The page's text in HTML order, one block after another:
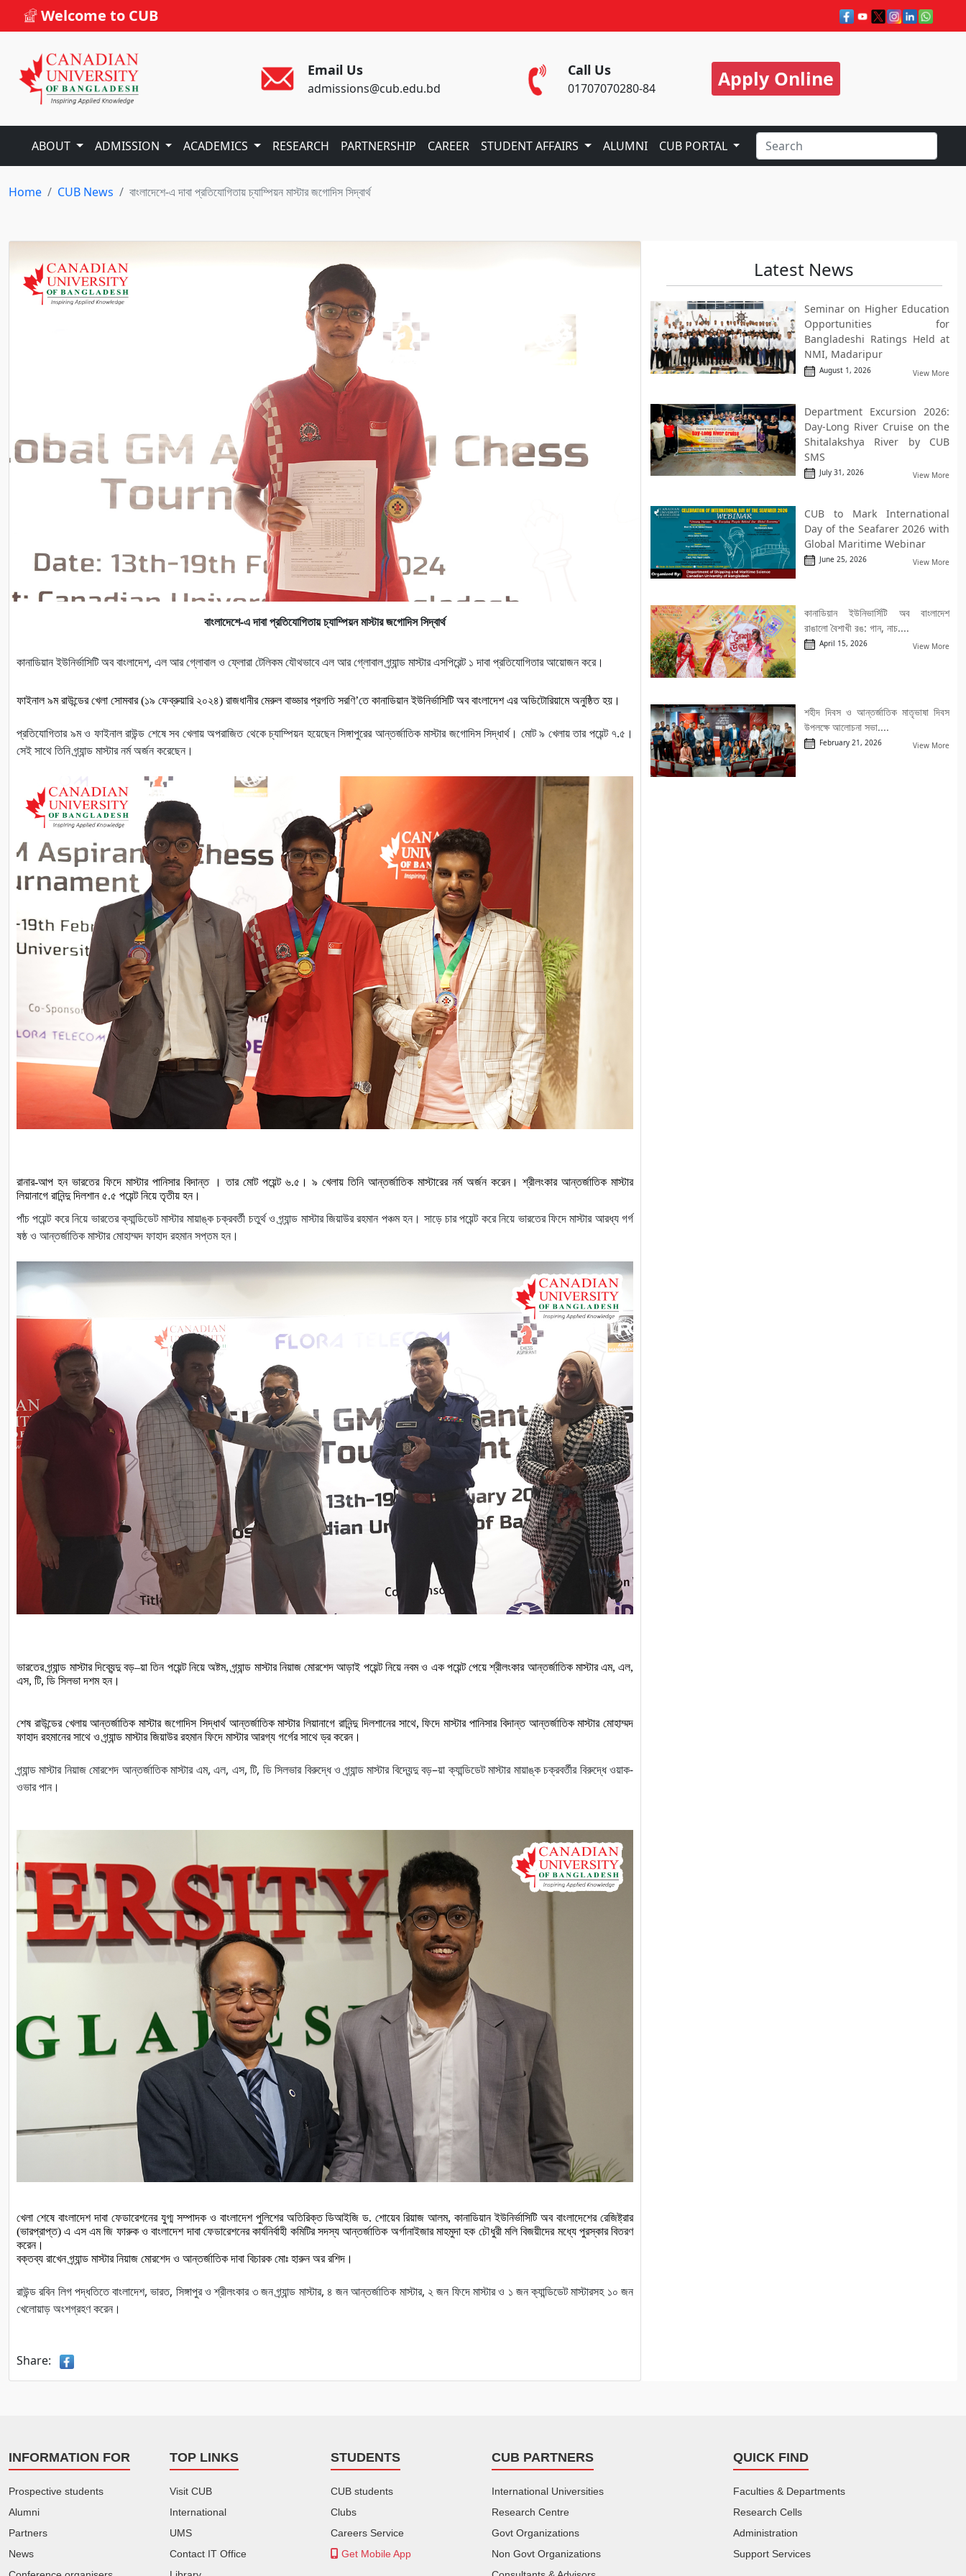
Welcome to CUB
Email Us
admissions@cub.edu.bd
Call Us
01707070280-84 Apply Online
ABOUT ADMISSION ACADEMICS RESEARCH PARTNERSHIP CAREER STUDENT AFFAIRS ALUMNI CUB PORTAL
Home CUB News বাংলাদেশে-এ দাবা প্রতিযোগিতায় চ্যাম্পিয়ন মাস্টার জগোদিস ‍সিদ্বার্থ
বাংলাদেশে-এ দাবা প্রতিযোগিতায় চ্যাম্পিয়ন মাস্টার জগোদিস ‍সিদ্বার্থ
কানাডিয়ান ইউনির্ভাসিটি অব বাংলাদেশ, এল আর গ্লোবাল ও ফ্লোরা টেলিকম যৌথভাবে এল আর গ্লোবাল গ্র্যান্ড মাস্টার এসপিরেন্ট ১ দাবা প্রতিযোগিতার আয়োজন করে।
ফাইনাল ৯ম রাউন্ডের খেলা সোমবার (১৯ ফেব্রুয়ারি ২০২৪) রাজধানীর মেরুল বাড্ডার প্রগতি সরণি’তে কানাডিয়ান ইউনির্ভাসিটি অব বাংলাদেশ এর অডিটোরিয়ামে অনুষ্ঠিত হয়।
প্রতিযোগিতার ৯ম ও ফাইনাল রাউন্ড শেষে সব খেলায় অপরাজিত থেকে চ্যাম্পিয়ন হয়েছেন সিঙ্গাপুরের আন্তর্জাতিক মাস্টার জগোদিস সিদ্ধার্থ। মোট ৯ খেলায় তার পয়েন্ট ৭.৫।
সেই সাথে তিনি গ্র্যান্ডমাস্টারনর্মঅর্জন করেছেন।
রানার-আপ হন ভারতের ফিদে মাস্টার পানিসার বিদান্ত । তার মোট পয়েন্ট ৬.৫। ৯ খেলায় তিনি আন্তর্জাতিক মাস্টারের নর্ম অর্জন করেন। শ্রীলংকার আন্তর্জাতিক মাস্টার
লিয়ানাগে রানিন্দু দিলশান ৫.৫ পয়েন্ট নিয়ে তৃতীয় হন।
পাঁচপয়েন্ট করেনিয়ে ভারতেরক্যান্ডিডেটমাস্টার মায়াঙ্কচক্রবর্তী চতুর্থ ও গ্র্যান্ড মাস্টারজিয়াউররহমান পঞ্চমহন। সাড়েচারপয়েন্ট করেনিয়ে ভারতের ফিদেমাস্টার আরধ্যগর্গ
ষষ্ঠও আন্তর্জাতিকমাস্টারমোহাম্মদফাহাদরহমানসপ্তমহন।
ভারতের গ্র্যান্ড মাস্টার দিব্যেন্দু বড়–য়া তিন পয়েন্ট নিয়ে অষ্টম, গ্র্যান্ড মাস্টার নিয়াজ মোরশেদ আড়াই পয়েন্ট নিয়ে নবম ও এক পয়েন্ট পেয়ে শ্রীলংকার আন্তর্জাতিক মাস্টার এম, এল
এস, টি, ডি সিলভা দশম হন।
শেষ রাউন্ডের খেলায় আন্তর্জাতিক মাস্টার জগোদিস সিদ্ধার্থ আন্তর্জাতিক মাস্টার লিয়ানাগে রানিন্দু দিলশানের সাথে, ফিদে মাস্টার পানিসার বিদান্ত আন্তর্জাতিক মাস্টার মোহাম্মদ
ফাহাদ রহমানের সাথে ও গ্র্যান্ড মাস্টার জিয়াউর রহমান ফিদে মাস্টার আরগ্য গর্গের সাথে ড্র করেন।
গ্র্যান্ড মাস্টার নিয়াজ মোরশেদ আন্তর্জাতিক মাস্টার এম,এল, এস,টি, ডি সিলভার বিরুদ্ধে ও গ্র্যান্ড মাস্টার বিদ্যেন্দু বড়–য়া ক্যান্ডিডেট মাস্টার মায়াঙ্ক চক্রবর্তীর বিরুদ্ধে ওয়াক-
ওভারপান।
খেলা শেষে বাংলাদেশ দাবা ফেডারেশনের যুগ্ম সম্পাদক ও বাংলাদেশ পুলিশের অতিরিক্ত ডিআইজি ড. শোয়েব রিয়াজ আলম, কানাডিয়ান ইউনির্ভাসিটি অব বাংলাদেশের রেজিষ্ট্রার
(ভারপ্রাপ্ত) এ এস এম জি ফারুক ও বাংলাদেশ দাবা ফেডারেশনের কার্যনির্বাহী কমিটির সদস্য আন্তর্জাতিক অর্গানাইজার মাহমুদা হক চৌধুরী মলি বিজয়ীদের মধ্যে পুরস্কার বিতরণ
করেন।
বক্তব্য রাখেন গ্র্যান্ড মাস্টার নিয়াজ মোরশেদ ও আন্তর্জাতিক দাবা বিচারক মোঃ হারুন অর রশিদ।
রাউন্ডরবিন লিগ পদ্ধতিতেবাংলাদেশ,ভারত, সিঙ্গাপুরও শ্রীলংকার ৩জনগ্র্যান্ড মাস্টার, ৪ জন আন্তর্জাতিক মাস্টার, ২ জন ফিদেমাস্টারও ১ জনক্যান্ডিডেটমাস্টারসহ ১০ জন
খেলোয়াড়অংশগ্রহণকরেন।
Share:
Latest News
Seminar on Higher Education
Opportunities for
Bangladeshi Ratings Held at
NMI, Madaripur
August 1, 2026 View More
Department Excursion 2026:
Day-Long River Cruise on the
Shitalakshya River by CUB
SMS
July 31, 2026 View More
CUB to Mark International
Day of the Seafarer 2026 with
Global Maritime Webinar
June 25, 2026 View More
কানাডিয়ান ইউনিভার্সিটি অব বাংলাদেশ
রাঙালো বৈশাখী রঙ: গান, নাচ....
April 15, 2026 View More
শহীদ দিবস ও আন্তর্জাতিক মাতৃভাষা দিবস
উপলক্ষে আলোচনা সভা....
February 21, 2026 View More
INFORMATION FOR
Prospective students
Alumni
Partners
News
TOP LINKS
Visit CUB
International
UMS
Contact IT Office
STUDENTS
CUB students
Clubs
Careers Service
Get Mobile App
CUB PARTNERS
International Universities
Research Centre
Govt Organizations
Non Govt Organizations
QUICK FIND
Faculties & Departments
Research Cells
Administration
Support Services